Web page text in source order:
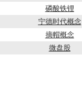
磷酸铁锂
宁德时代概念
摘帽概念
微盘股